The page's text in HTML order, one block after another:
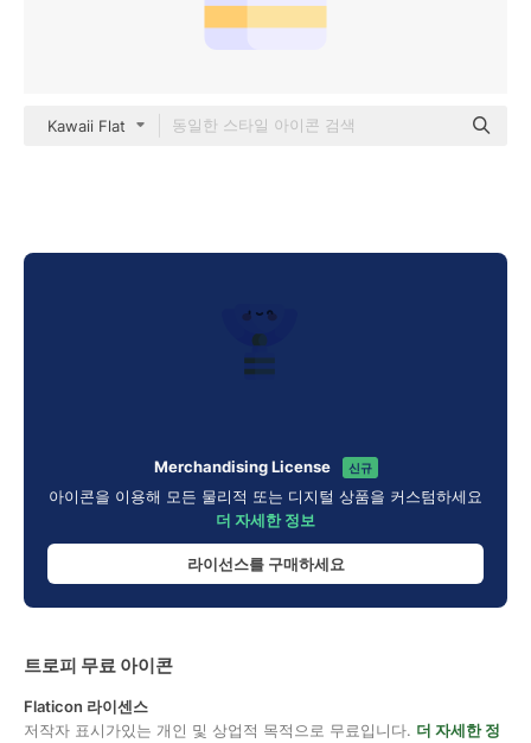
Kawaii Flat
Merchandising License 신규
아이콘을 이용해 모든 물리적 또는 디지털 상품을 커스텀하세요
더 자세한 정보
라이선스를 구매하세요
트로피 무료 아이콘
Flaticon 라이센스
저작자 표시가있는 개인 및 상업적 목적으로 무료입니다. 더 자세한 정